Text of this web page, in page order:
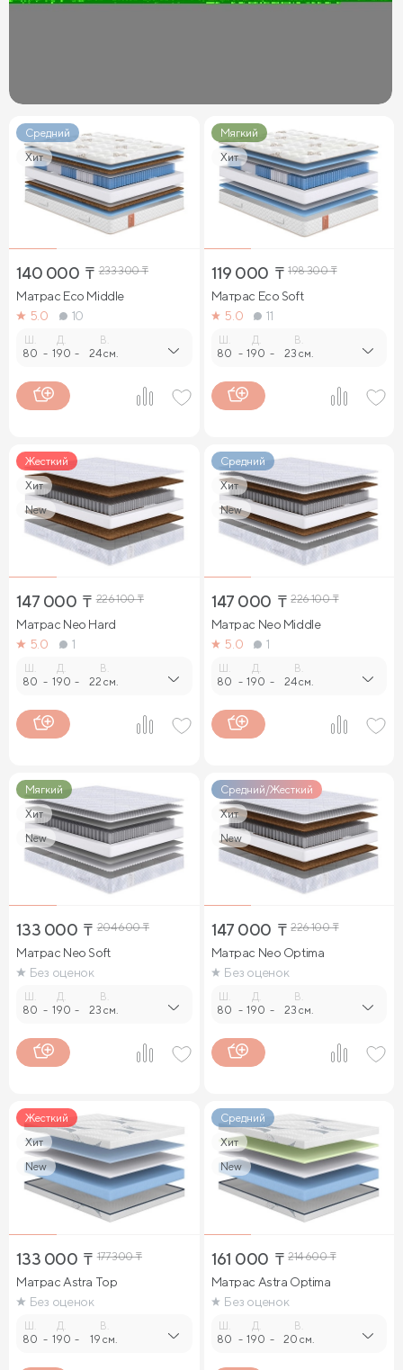
Средний
Хит
140 000 ₸ 233 300₸
Матрас Eco Middle
5.0
10
80 -
Д.
190 -
В.
24 см.
Мягкий
Хит
119 000 ₸ 198 300₸
Матрас Eco Soft
5.0
11
80 -
Д.
190 -
В.
23 см.
Жесткий
Хит
New
147 000 ₸ 226 100₸
Матрас Neo Hard
5.0
1
80 -
Д.
190 -
В.
22 см.
Средний
Хит
New
147 000 ₸ 226 100₸
Матрас Neo Middle
5.0
1
80 -
Д.
190 -
В.
24 см.
Мягкий
Хит
New
133 000 ₸ 204 600₸
Матрас Neo Soft
Без оценок
80 -
Д.
190 -
В.
23 см.
Средний/Жесткий
Хит
New
147 000 ₸ 226 100₸
Матрас Neo Optima
Без оценок
80 -
Д.
190 -
В.
23 см.
Жесткий
Хит
New
133 000 ₸ 177 300₸
Матрас Astra Top
Без оценок
Ш.
80 -
Д.
190 -
В.
19 см.
Средний
Хит
New
161 000 ₸ 214 600₸
Матрас Astra Optima
Без оценок
Ш.
80 -
Д.
190 -
В.
20 см.